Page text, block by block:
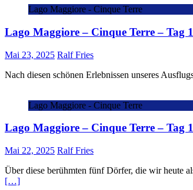
Lago Maggiore - Cinque Terre
Lago Maggiore – Cinque Terre – Tag
Mai 23, 2025 Ralf Fries
Nach diesen schönen Erlebnissen unseres
Lago Maggiore - Cinque Terre
Lago Maggiore – Cinque Terre – Tag
Mai 22, 2025 Ralf Fries
Über diese berühmten fünf Dörfer, die wir heute
[…]